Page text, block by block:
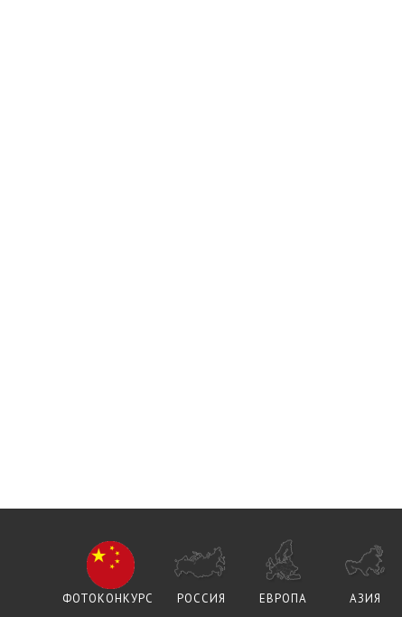
ФОТОКОНКУРС РОССИЯ ЕВРОПА АЗИЯ